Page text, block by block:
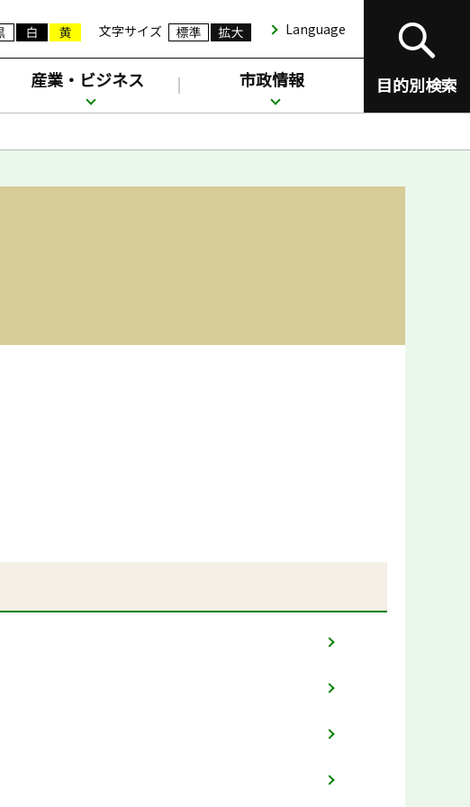
文字サイズ Language
目的別検索
産業・ビジネス 市政情報